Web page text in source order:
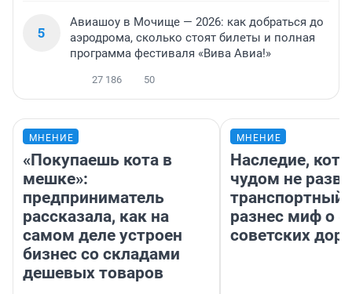
5
Авиашоу в Мочище — 2026: как добраться до
аэродрома, сколько стоят билеты и полная
программа фестиваля «Вива Авиа!»
27 186 50
МНЕНИЕ
«Покупаешь кота в
мешке»:
предприниматель
рассказала, как на
самом деле устроен
бизнес со складами
дешевых товаров
МНЕНИЕ
Наследие,
чудом не
транспортный
разнес миф о
советских